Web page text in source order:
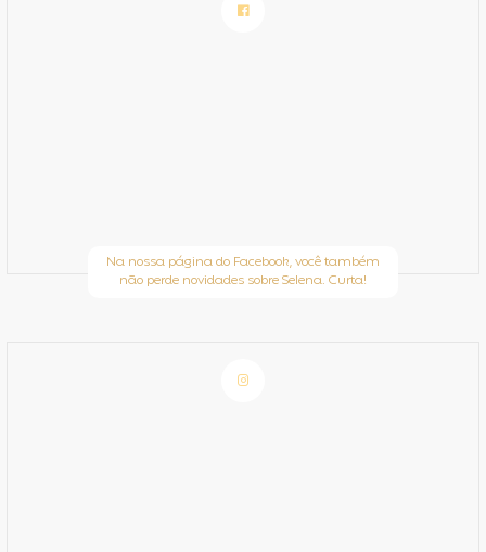
Na nossa página do Facebook, você também
não perde novidades sobre Selena. Curta!